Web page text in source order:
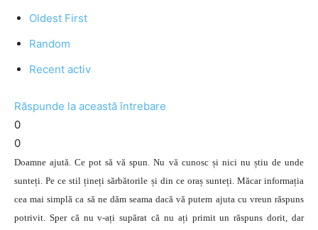
Oldest First
Random
Recent activ
Răspunde la această întrebare
0
0
Doamne ajută. Ce pot să vă spun. Nu vă cunosc și nici nu știu de unde
sunteți. Pe ce stil țineți sărbătorile și din ce oraș sunteți. Măcar informația
cea mai simplă ca să ne dăm seama dacă vă putem ajuta cu vreun răspuns
potrivit. Sper că nu v-ați supărat că nu ați primit un răspuns dorit, dar